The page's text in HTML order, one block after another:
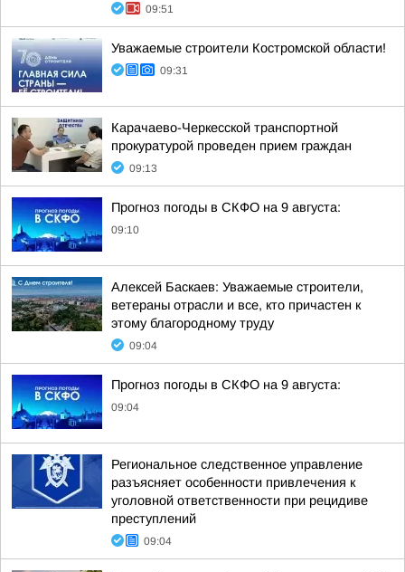
09:51
Уважаемые строители Костромской области!
09:31
Карачаево-Черкесской транспортной
прокуратурой проведен прием граждан
09:13
Прогноз погоды в СКФО на 9 августа:
09:10
Алексей Баскаев: Уважаемые строители,
ветераны отрасли и все, кто причастен к
этому благородному труду
09:04
Прогноз погоды в СКФО на 9 августа:
09:04
Региональное следственное управление
разъясняет особенности привлечения к
уголовной ответственности при рецидиве
преступлений
09:04